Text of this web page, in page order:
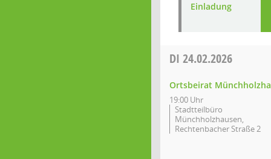
Einladung
DI 24.02.2026
Ortsbeirat
19:00 Uhr
Stadtteilbüro
Münchholzhausen,
Rechtenbacher Straße 2